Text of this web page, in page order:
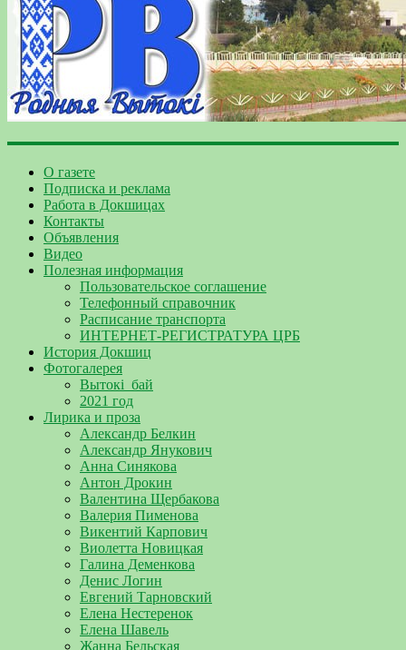
О газете
Подписка и реклама
Работа в Докшицах
Контакты
Объявления
Видео
Полезная информация
Пользовательское соглашение
Телефонный справочник
Расписание транспорта
ИНТЕРНЕТ-РЕГИСТРАТУРА ЦРБ
История Докшиц
Фотогалерея
Вытокі_бай
2021 год
Лирика и проза
Александр Белкин
Александр Янукович
Анна Синякова
Антон Дрокин
Валентина Щербакова
Валерия Пименова
Викентий Карпович
Виолетта Новицкая
Галина Деменкова
Денис Логин
Евгений Тарновский
Елена Нестеренок
Елена Шавель
Жанна Бельская